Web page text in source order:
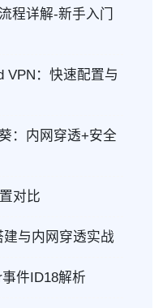
程详解-新手入门
VPN：快速配置与
：内网穿透+安全
对比
建与内网穿透实战
件ID18解析